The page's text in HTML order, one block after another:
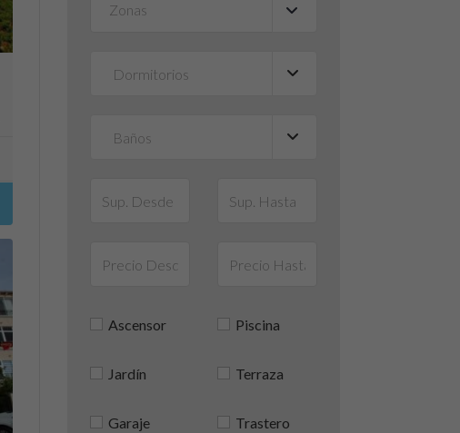
Zonas ▼
Ascensor Piscina
Jardín Terraza
Garaje Trastero